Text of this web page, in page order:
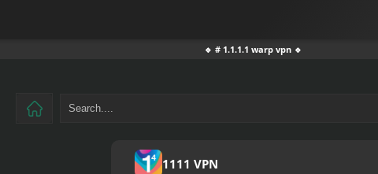
🔹 # 1.1.1.1 warp vpn 🔹
1111 VPN